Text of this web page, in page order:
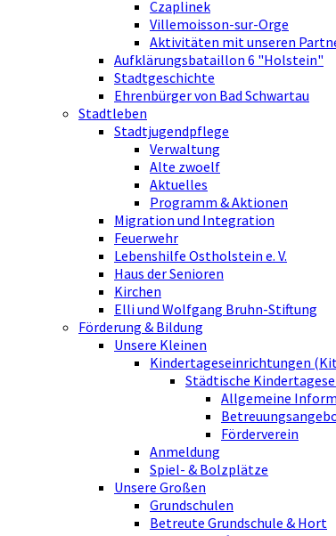
Czaplinek
Villemoisson-sur-Orge
Aktivitäten mit unseren
Aufklärungsbataillon 6 "Holstein"
Stadtgeschichte
Ehrenbürger von Bad Schwartau
Stadtleben
Stadtjugendpflege
Verwaltung
Alte zwoelf
Aktuelles
Programm & Aktionen
Migration und Integration
Feuerwehr
Lebenshilfe Ostholstein e. V.
Haus der Senioren
Kirchen
Elli und Wolfgang Bruhn-Stiftung
Förderung & Bildung
Unsere Kleinen
Kindertageseinrichtungen
Städtische
Allgemeine
Förderverein
Anmeldung
Spiel- & Bolzplätze
Unsere Großen
Grundschulen
Betreute Grundschule & Hort